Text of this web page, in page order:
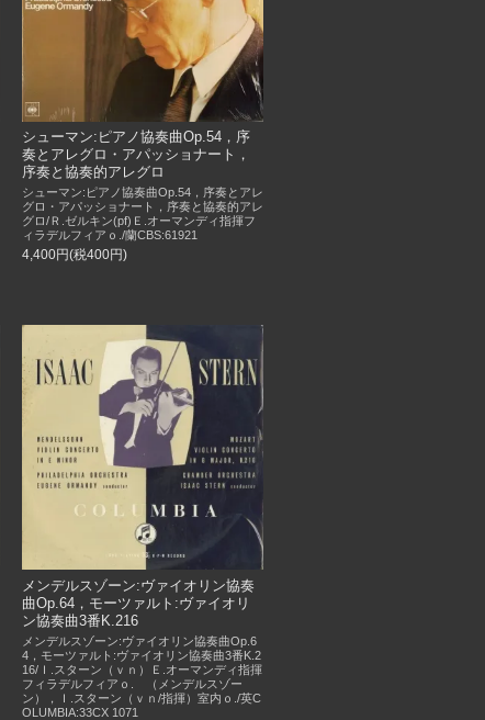
シューマン:ピアノ協奏曲Op.54，序
奏とアレグロ・アパッショナート，
序奏と協奏的アレグロ
シューマン:ピアノ協奏曲Op.54，序奏とアレ
グロ・アパッショナート，序奏と協奏的アレ
グロ/Ｒ.ゼルキン(pf)Ｅ.オーマンディ指揮フ
ィラデルフィアｏ./蘭CBS:61921
4,400円(税400円)
メンデルスゾーン:ヴァイオリン協奏
曲Op.64，モーツァルト:ヴァイオリ
ン協奏曲3番K.216
メンデルスゾーン:ヴァイオリン協奏曲Op.6
4，モーツァルト:ヴァイオリン協奏曲3番K.2
16/Ｉ.スターン（ｖｎ）Ｅ.オーマンディ指揮
フィラデルフィアｏ. （メンデルスゾー
ン），Ｉ.スターン（ｖｎ/指揮）室内ｏ./英C
OLUMBIA:33CX 1071